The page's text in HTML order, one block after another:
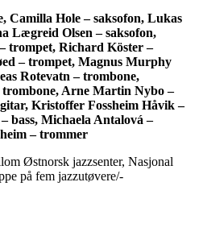
Camilla Hole – saksofon, Lukas
Lægreid Olsen – saksofon,
trompet, Richard Köster –
– trompet, Magnus Murphy
Rotevatn – trombone,
trombone, Arne Martin Nybo –
Kristoffer Fossheim Håvik –
bass, Michaela Antalová –
– trommer
Østnorsk jazzsenter, Nasjonal
på fem jazzutøvere/-